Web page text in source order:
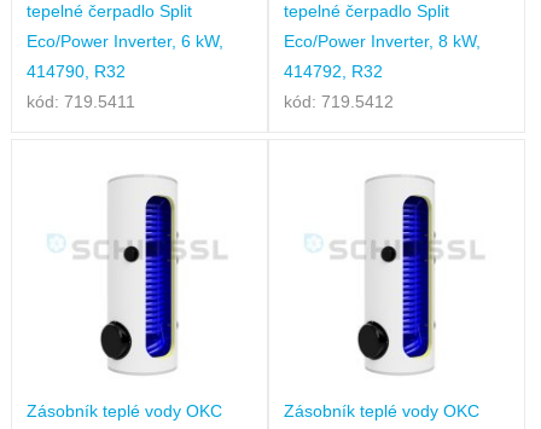
tepelné čerpadlo Split
Eco/Power Inverter, 6 kW,
414790, R32
kód: 719.5411
tepelné čerpadlo Split
Eco/Power Inverter, 8 kW,
414792, R32
kód: 719.5412
Zásobník teplé vody OKC
Zásobník teplé vody OKC